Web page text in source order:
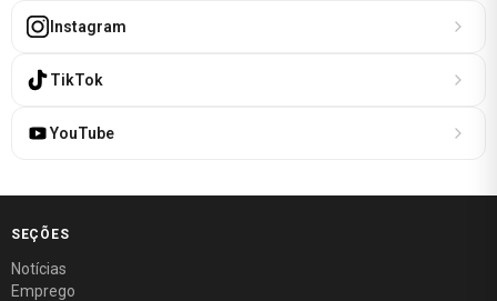
Instagram
TikTok
YouTube
SEÇÕES
Notícias
Emprego